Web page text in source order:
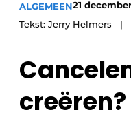
ALGEMEEN21
Tekst: Jerry Helmers |
creëren?